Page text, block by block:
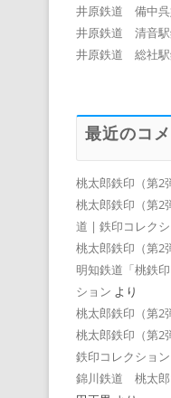
井原鉄道 備中呉
井原鉄道 清音駅
井原鉄道 総社
最近のコ
桃太郎鉄印（第
桃太郎鉄印（第
道 | 鉄印コレク
桃太郎鉄印（第
明知鉄道「桃鉄
ション より
桃太郎鉄印（第
桃太郎鉄印（第
鉄印コレクション
錦川鉄道 桃太郎